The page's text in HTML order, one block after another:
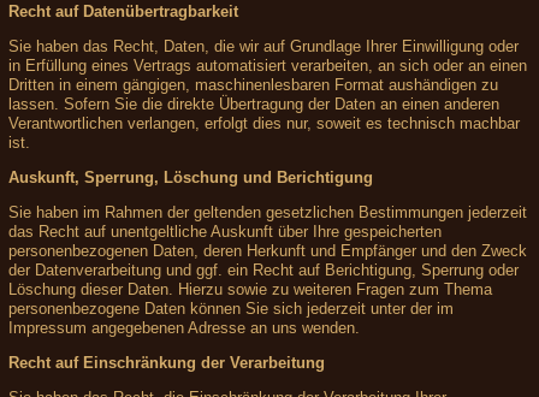
Recht auf Datenübertragbarkeit
Sie haben das Recht, Daten, die wir auf Grundlage Ihrer Einwilligung oder
in Erfüllung eines Vertrags automatisiert verarbeiten, an sich oder an einen
Dritten in einem gängigen, maschinenlesbaren Format aushändigen zu
lassen. Sofern Sie die direkte Übertragung der Daten an einen anderen
Verantwortlichen verlangen, erfolgt dies nur, soweit es technisch machbar
ist.
Auskunft, Sperrung, Löschung und Berichtigung
Sie haben im Rahmen der geltenden gesetzlichen Bestimmungen jederzeit
das Recht auf unentgeltliche Auskunft über Ihre gespeicherten
personenbezogenen Daten, deren Herkunft und Empfänger und den Zweck
der Datenverarbeitung und ggf. ein Recht auf Berichtigung, Sperrung oder
Löschung dieser Daten. Hierzu sowie zu weiteren Fragen zum Thema
personenbezogene Daten können Sie sich jederzeit unter der im
Impressum angegebenen Adresse an uns wenden.
Recht auf Einschränkung der Verarbeitung